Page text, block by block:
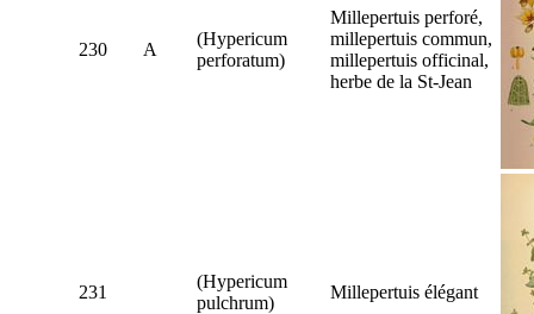
230 A
(Hypericum
perforatum)
Millepertuis perforé,
millepertuis commun,
millepertuis officinal,
herbe de la St-Jean
231
(Hypericum
pulchrum)
Millepertuis élégant